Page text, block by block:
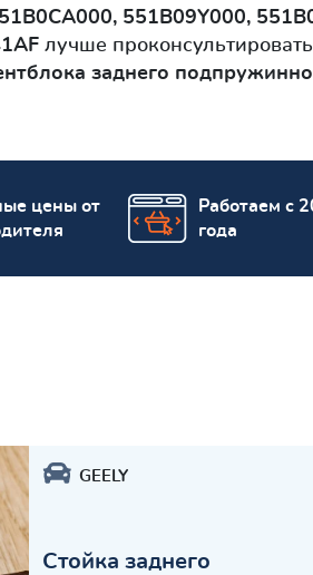
551B09Y000,
лучше
заднего
цены от
Работаем с
года
GEELY
Стойка заднего